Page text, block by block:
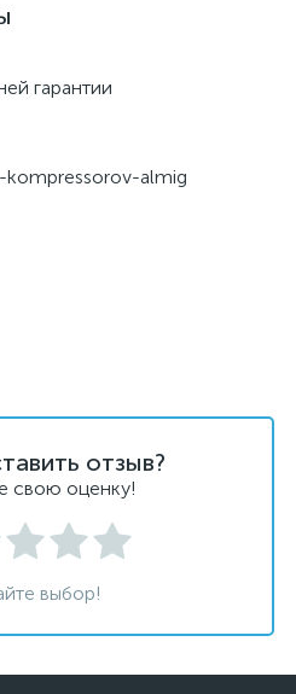
гарантии
almig
отзыв?
свою оценку!
выбор!